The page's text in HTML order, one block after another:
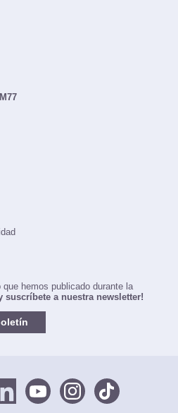
hemos publicado durante la
suscríbete a nuestra newsletter!